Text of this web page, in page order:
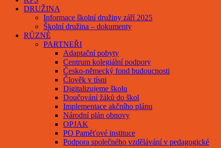
DRUŽINA
Informace školní družiny září 2025
Školní družina – dokumenty
RŮZNÉ
PARTNEŘI
Adaptační pobyty
Centrum kolegiální podpory
Česko-německý fond budoucnosti
Člověk v tísni
Digitalizujeme školu
Doučování žáků do škol
Implementace akčního plánu
Národní plán obnovy
OPJAK
PO Paměťové instituce
Podpora společného vzdělávání v pedagogické